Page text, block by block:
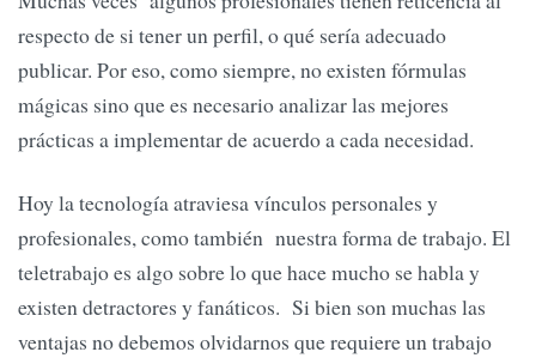
respecto de si tener un perfil, o qué sería adecuado
publicar. Por eso, como siempre, no existen fórmulas
mágicas sino que es necesario analizar las mejores
prácticas a implementar de acuerdo a cada necesidad.
Hoy la tecnología atraviesa vínculos personales y
profesionales, como también nuestra forma de trabajo. El
teletrabajo es algo sobre lo que hace mucho se habla y
existen detractores y fanáticos. Si bien son muchas las
ventajas no debemos olvidarnos que requiere un trabajo